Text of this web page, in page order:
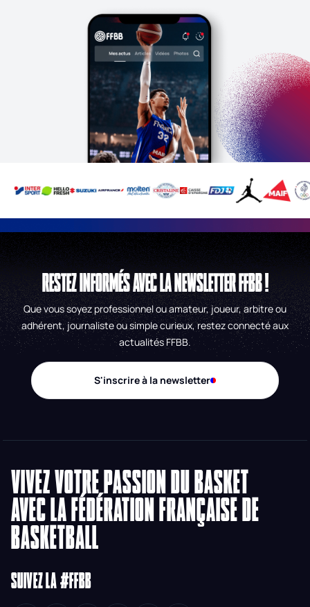
RESTEZ INFORMÉS AVEC LA NEWSLETTER FFBB !
Que vous soyez professionnel ou amateur, joueur, arbitre ou
adhérent, journaliste ou simple curieux, restez connecté aux
actualités FFBB.
S'inscrire à la newsletter
VIVEZ VOTRE PASSION DU BASKET
AVEC LA FÉDÉRATION FRANÇAISE DE
BASKETBALL
SUIVEZ LA #FFBB